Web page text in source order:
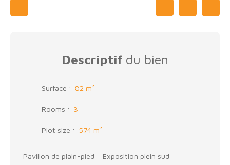
Descriptif du bien
Surface : 82 m²
Rooms : 3
Plot size : 574 m²
Pavillon de plain-pied – Exposition plein sud